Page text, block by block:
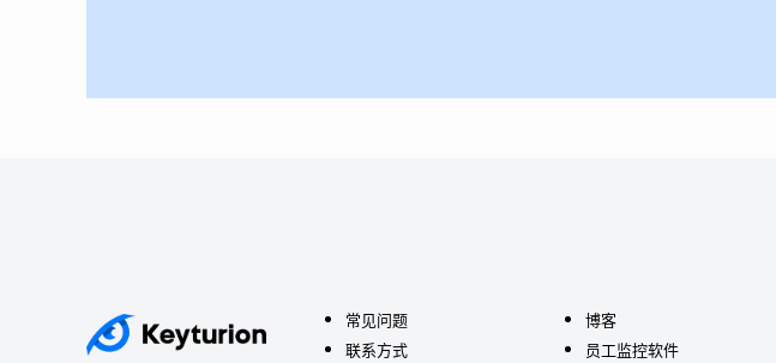
常见问题
联系方式
博客
员工监控软件